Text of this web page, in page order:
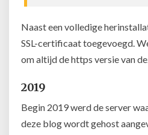
Naast een volledige
SSL-certificaat toegevoegd.
om altijd de https versie van
2019
Begin 2019 werd de server
deze blog wordt gehost